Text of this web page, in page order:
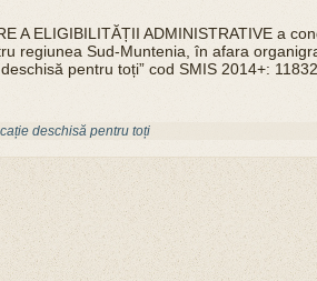
A ELIGIBILITĂȚII ADMINISTRATIVE a
regiunea Sud-Muntenia, în afara
pentru toți” cod SMIS 2014+:
deschisă pentru toți